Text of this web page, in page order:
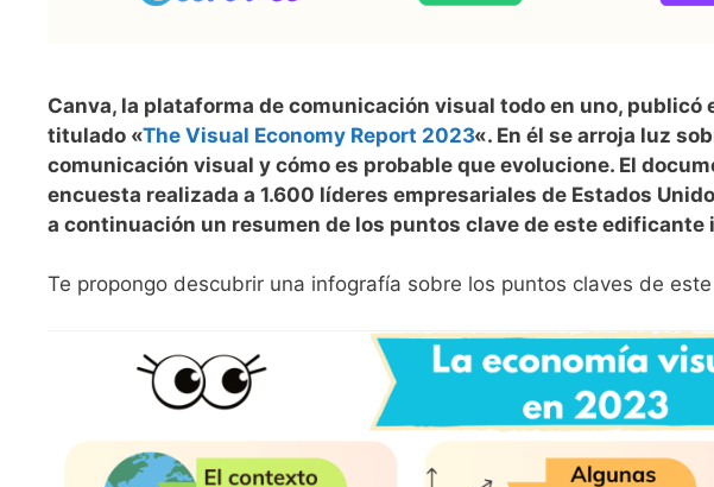
Canva, la plataforma de comunicación visual todo en uno,
titulado «The Visual Economy Report 2023«. En él se arroja luz
comunicación visual y cómo es probable que evolucione. El
encuesta realizada a 1.600 líderes empresariales de Estados
a continuación un resumen de los puntos clave de este
Te propongo descubrir una infografía sobre los puntos claves de